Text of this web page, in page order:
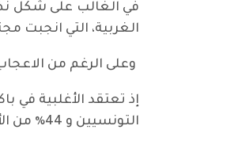
في الغالب على شكل
الغربية، التي انجبت
وعلى الرغم من
إذ تعتقد الأغلبية في
التونسيين و 44٪ من الأتراك يريدون أن تتأثر القوانين بقيم الإسلام.